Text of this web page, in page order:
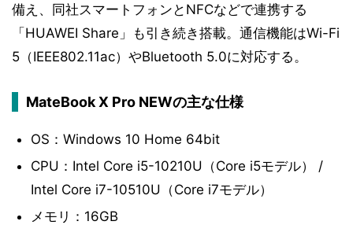
備え、同社スマートフォンとNFCなどで連携する
「HUAWEI Share」も引き続き搭載。通信機能はWi-Fi
5（IEEE802.11ac）やBluetooth 5.0に対応する。
MateBook X Pro NEWの主な仕様
OS：Windows 10 Home 64bit
CPU：Intel Core i5-10210U（Core i5モデル） /
Intel Core i7-10510U（Core i7モデル）
メモリ：16GB